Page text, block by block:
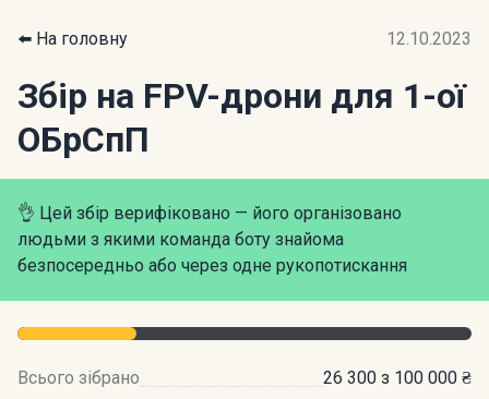
⬅️ На головну 12.10.2023
Збір на FPV-дрони для 1-ої
ОБрСпП
👌 Цей збір верифіковано — його організовано
людьми з якими команда боту знайома
безпосередньо або через одне рукопотискання
Всього зібрано
26 300 з 100 000 ₴